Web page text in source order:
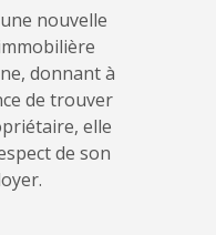
nouvelle
donnant à
de trouver
elle
de son